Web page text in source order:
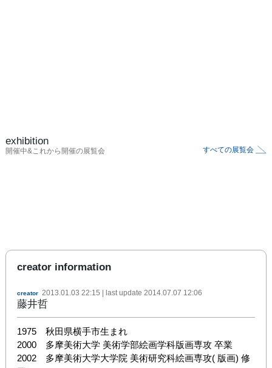
exhibition
開催中&これから開催の展覧会 すべての展覧会
creator information
creator 2013.01.03 22:15 | last update 2014.07.07 12:06
藤井哲
1975　秋田県横手市生まれ
2000　多摩美術大学 美術学部絵画学科版画専攻 卒業
2002　多摩美術大学大学院 美術研究科絵画専攻( 版画) 修